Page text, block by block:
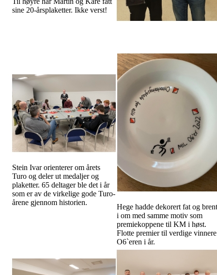
sine 20-årsplaketter. Ikke verst!
Stein Ivar orienterer om årets
Turo og deler ut medaljer og
plaketter. 65 deltager ble det i år
som er av de virkelige gode Turo-
årene gjennom historien.
Hege hadde dekorert fat og brent
i om med samme motiv som
premiekoppene til KM i høst.
Flotte premier til verdige
O6`eren i år.